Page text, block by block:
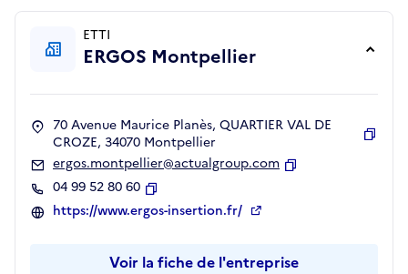
ETTI
ERGOS Montpellier
70 Avenue Maurice Planès, QUARTIER VAL DE
CROZE, 34070 Montpellier
ergos.montpellier@actualgroup.com
04 99 52 80 60
Copier
https://www.ergos-insertion.fr/
Voir la fiche de l'entreprise